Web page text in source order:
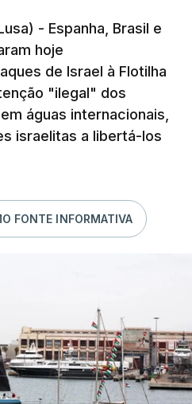
- Espanha, Brasil e
hoje
de Israel à Flotilha
"ilegal" dos
águas internacionais,
israelitas a libertá-los
FONTE INFORMATIVA